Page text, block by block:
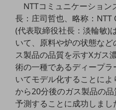
DXに関する課題を解決する
サービス・ソリューションをご紹介
カテゴリーで探す
カテゴリーで探すTOP
ネットワーク・モバイル
クラウド・データセンター
電話・映像コミュニケーション
NTTコミュニケーショ
長：庄司哲也、略称：
(代表取締役社長：淡輪敏)
いて、原料や炉の状態な
ス製品の品質を示すXガス
術の一種であるディープ
いてモデル化することに
から20分後のガス製品の
予測することに成功しまし